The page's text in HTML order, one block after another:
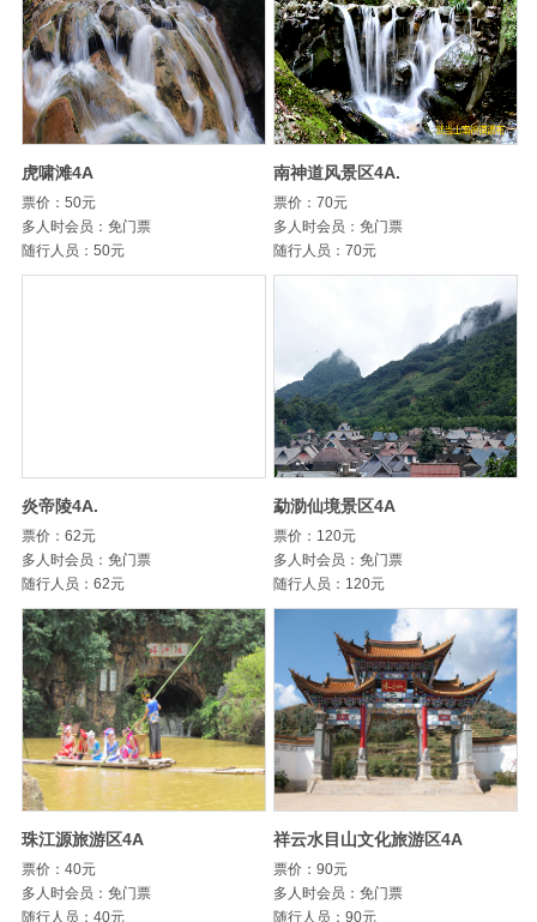
虎啸滩4A
票价：50元
多人时会员：免门票
随行人员：50元
南神道风景区4A.
票价：70元
多人时会员：免门票
随行人员：70元
炎帝陵4A.
票价：62元
多人时会员：免门票
随行人员：62元
勐泐仙境景区4A
票价：120元
多人时会员：免门票
随行人员：120元
珠江源旅游区4A
票价：40元
多人时会员：免门票
随行人员：40元
祥云水目山文化旅游区4A
票价：90元
多人时会员：免门票
随行人员：90元